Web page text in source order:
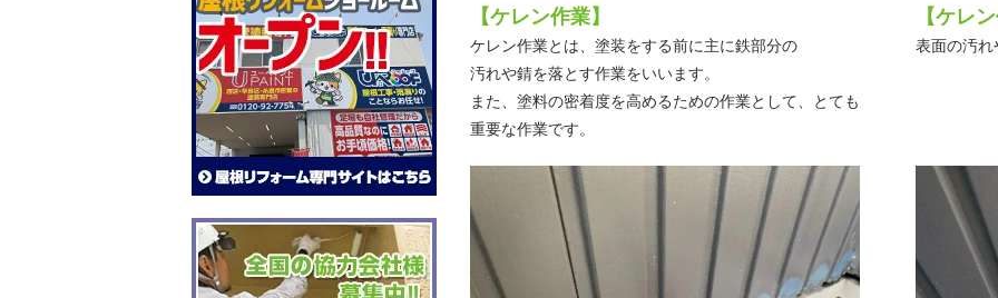
【ケレン作業】
ケレン作業とは、塗装をする前に主に鉄部分の
汚れや錆を落とす作業をいいます。
また、塗料の密着度を高めるための作業として、とても
重要な作業です。
【ケレ
表面の汚れ